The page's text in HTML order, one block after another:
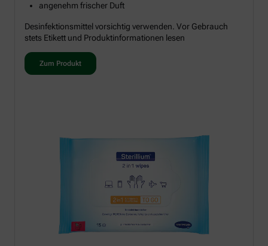
angenehm frischer Duft
Desinfektionsmittel vorsichtig verwenden. Vor Gebrauch
stets Etikett und Produktinformationen lesen
Zum Produkt